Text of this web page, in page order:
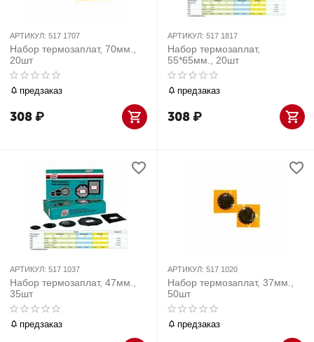
АРТИКУЛ: 517 1707
Набор термозаплат, 70мм.,
20шт
предзаказ
308₽
АРТИКУЛ: 517 1817
Набор термозаплат,
55*65мм., 20шт
предзаказ
308₽
АРТИКУЛ: 517 1037
Набор термозаплат, 47мм.,
35шт
предзаказ
АРТИКУЛ: 517 1020
Набор термозаплат, 37мм.,
50шт
предзаказ